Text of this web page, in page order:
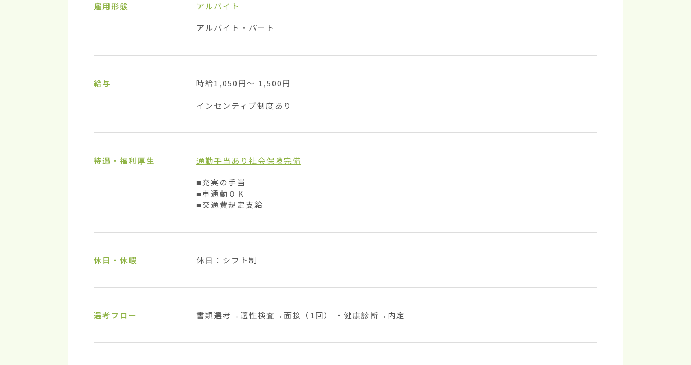
雇用形態
アルバイト
アルバイト・パート
給与 時給1,050円〜 1,500円
インセンティブ制度あり
待遇・福利厚生 通勤手当あり 社会保険完備
■充実の手当
■車通勤ＯＫ
■交通費規定支給
休日・休暇 休日：シフト制
選考フロー 書類選考→適性検査→面接（1回） ・健康診断→内定